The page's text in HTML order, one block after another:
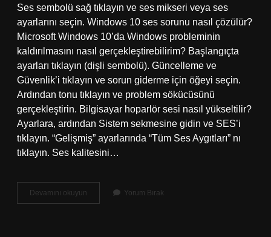
Ses sembolü sağ tıklayın ve ses mikseri veya ses
ayarlarını seçin. Windows 10 ses sorunu nasıl çözülür?
Microsoft Windows 10’da Windows probleminin
kaldırılmasını nasıl gerçekleştirebilirim? Başlangıçta
ayarları tıklayın (dişli sembolü). Güncelleme ve
Güvenlik’i tıklayın ve sorun giderme için öğeyi seçin.
Ardından tonu tıklayın ve problem sökücüsünü
gerçekleştirin. Bilgisayar hoparlör sesi nasıl yükseltilir?
Ayarlara, ardından Sistem sekmesine gidin ve SES’i
tıklayın. “Gelişmiş” ayarlarında “Tüm Ses Aygıtları” nı
tıklayın. Ses kalitesini…
Devamını okuyun Hoparlör
Ses
Yorum Bırak